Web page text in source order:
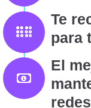
Te
para
El